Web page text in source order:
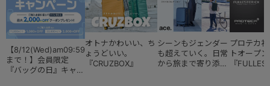
【8/12(Wed)am09:59
まで！】会員限定
『バッグの日』キャン
オトナかわいい、ち
ょうどいい。
『CRUZBOX』
シーンもジェンダー
も超えていく。日常
から旅まで寄り添う
プロテカ
トオープ
『